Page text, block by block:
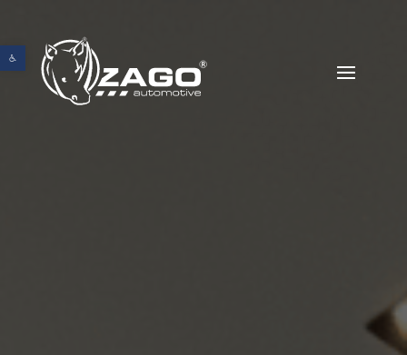
Abrir barra de herramientas